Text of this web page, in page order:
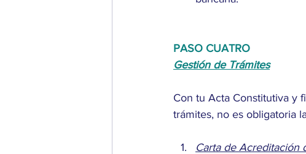
PASO CUATRO
Gestión de Trámites
Con tu Acta Constitutiva y
trámites, no es obligatoria
Carta de Acreditación